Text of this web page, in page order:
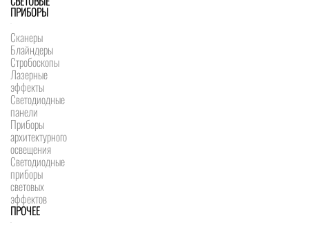
ПРИБОРЫ
Сканеры
Блайндеры
Стробоскопы
Лазерные
эффекты
Светодиодные
панели
Приборы
архитектурного
освещения
Светодиодные
приборы
световых
эффектов
ПРОЧЕЕ